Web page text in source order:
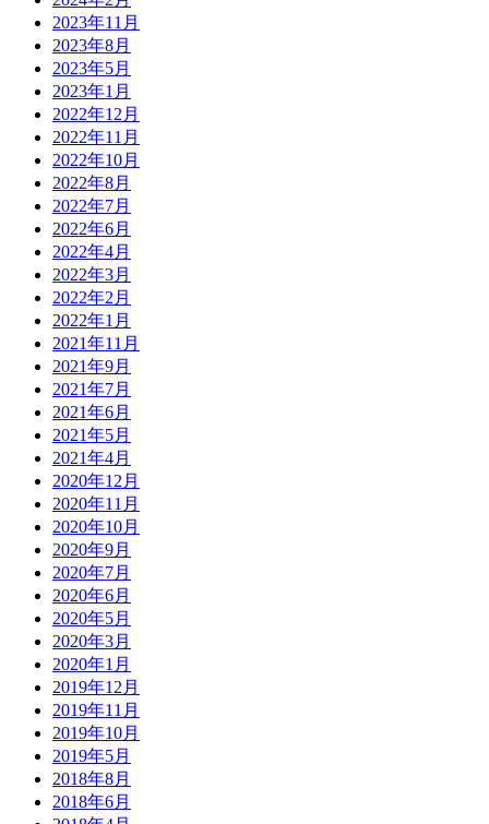
2023年11月
2023年8月
2023年5月
2023年1月
2022年12月
2022年11月
2022年10月
2022年8月
2022年7月
2022年6月
2022年4月
2022年3月
2022年2月
2022年1月
2021年11月
2021年9月
2021年7月
2021年6月
2021年5月
2021年4月
2020年12月
2020年11月
2020年10月
2020年9月
2020年7月
2020年6月
2020年5月
2020年3月
2020年1月
2019年12月
2019年11月
2019年10月
2019年5月
2018年8月
2018年6月